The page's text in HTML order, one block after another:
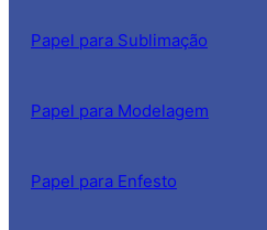
Papel para Sublimação
Papel para Modelagem
Papel para Enfesto